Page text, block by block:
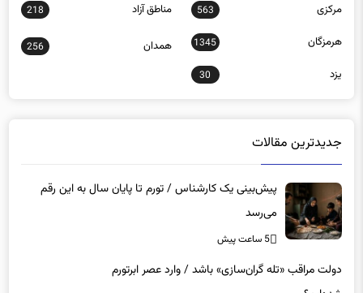
مرکزی 563 مناطق آزاد 218
هرمزگان 1345 همدان 256
یزد 30
جدیدترین مقالات
پیش‌بینی یک کارشناس / تورم تا پایان سال به این رقم
می‌رسد
5 ساعت پیش
دولت مراقب «تله گران‌سازی» باشد / وارد عصر ابرتورم